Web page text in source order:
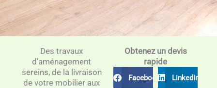
Obtenez un devis
rapide
Facebook LinkedIn
Des travaux
d'aménagement
sereins, de la livraison
de votre mobilier aux